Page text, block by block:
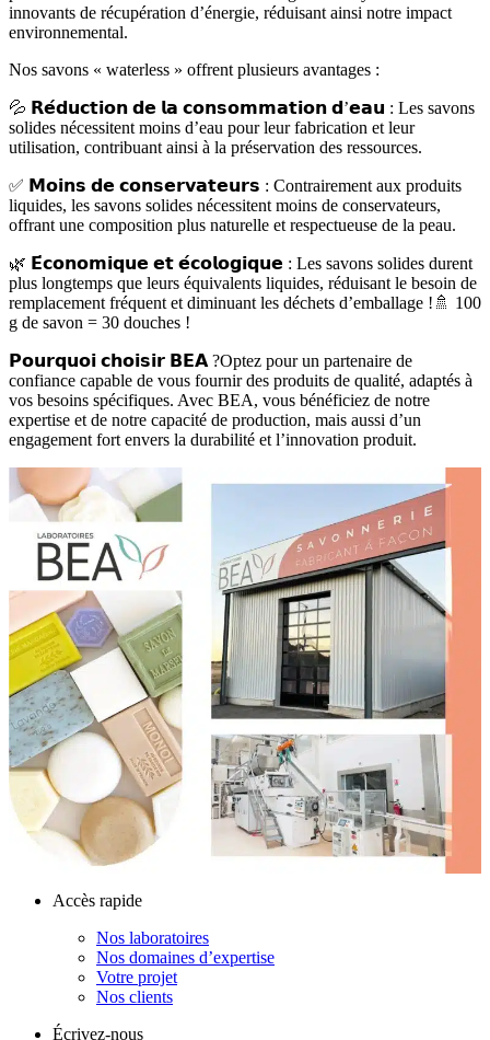
innovants de récupération d’énergie, réduisant ainsi notre impact
environnemental.
Nos savons « waterless » offrent plusieurs avantages :
💦 𝗥𝗲́𝗱𝘂𝗰𝘁𝗶𝗼𝗻 𝗱𝗲 𝗹𝗮 𝗰𝗼𝗻𝘀𝗼𝗺𝗺𝗮𝘁𝗶𝗼𝗻 𝗱’𝗲𝗮𝘂 : Les savons
solides nécessitent moins d’eau pour leur fabrication et leur
utilisation, contribuant ainsi à la préservation des ressources.
✅ 𝗠𝗼𝗶𝗻𝘀 𝗱𝗲 𝗰𝗼𝗻𝘀𝗲𝗿𝘃𝗮𝘁𝗲𝘂𝗿𝘀 : Contrairement aux produits
liquides, les savons solides nécessitent moins de conservateurs,
offrant une composition plus naturelle et respectueuse de la peau.
🌿 𝗘́𝗰𝗼𝗻𝗼𝗺𝗶𝗾𝘂𝗲 𝗲𝘁 𝗲́𝗰𝗼𝗹𝗼𝗴𝗶𝗾𝘂𝗲 : Les savons solides durent
plus longtemps que leurs équivalents liquides, réduisant le besoin de
remplacement fréquent et diminuant les déchets d’emballage !🚿 100
g de savon = 30 douches !
𝗣𝗼𝘂𝗿𝗾𝘂𝗼𝗶 𝗰𝗵𝗼𝗶𝘀𝗶𝗿 𝗕𝗘𝗔 ?Optez pour un partenaire de
confiance capable de vous fournir des produits de qualité, adaptés à
vos besoins spécifiques. Avec BEA, vous bénéficiez de notre
expertise et de notre capacité de production, mais aussi d’un
engagement fort envers la durabilité et l’innovation produit.
Accès rapide
Nos laboratoires
Nos domaines d’expertise
Votre projet
Nos clients
Écrivez-nous